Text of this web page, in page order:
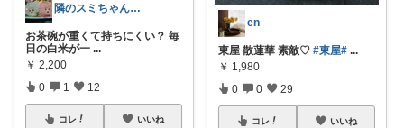
隣のスミちゃん＠娘との暮らしアップデート
お茶碗が重くて持ちにくい？ 毎
日の白米が一 ...
￥ 2,200
0 1 12
コレ いいね
en
東屋 散蓮華 素敵♡ #東屋# ...
￥ 1,980
0 0 29
コレ いいね